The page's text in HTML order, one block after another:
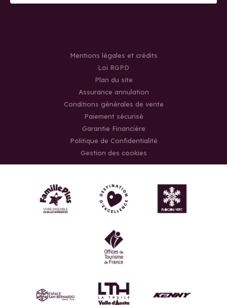
Mentions légales et crédits
Loi RGPD
Plan du site
Assurance annulation
Conditions générales de vente
Paiement sécurisé
Garantie Financière
Politique de Confidentialité
Gestion des cookies